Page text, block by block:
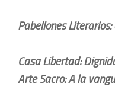
Pabellones
Casa Libertad:
Arte Sacro: A la